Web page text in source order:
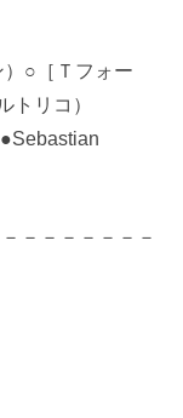
○［Ｔフォー
トリコ）
－－－－－－－